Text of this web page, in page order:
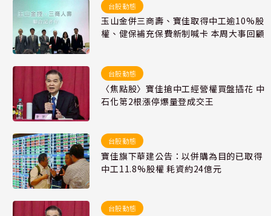
台股動態
玉山金併三商壽、寶佳取得中工逾10%股
權、健保補充保費新制喊卡 本周大事回顧
台股動態
〈焦點股〉寶佳搶中工經營權買盤插花 中
石化第2根漲停爆量登成交王
台股動態
寶佳旗下華建公告：以併購為目的已取得
中工11.8%股權 耗資約24億元
台股動態